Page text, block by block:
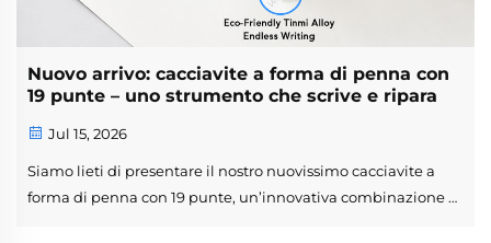
Nuovo arrivo: cacciavite a forma di penna con
19 punte – uno strumento che scrive e ripara
Jul 15, 2026
Siamo lieti di presentare il nostro nuovissimo cacciavite a
forma di penna con 19 punte, un’innovativa combinazione di